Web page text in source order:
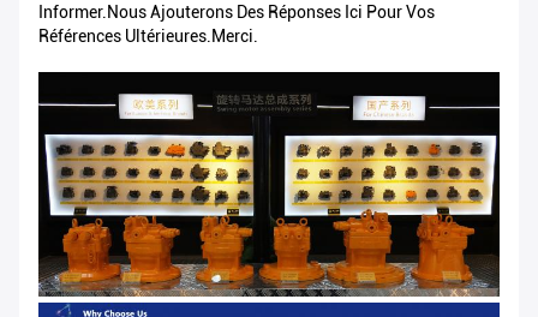
Informer.Nous Ajouterons Des Réponses Ici Pour Vos
Références Ultérieures.Merci.